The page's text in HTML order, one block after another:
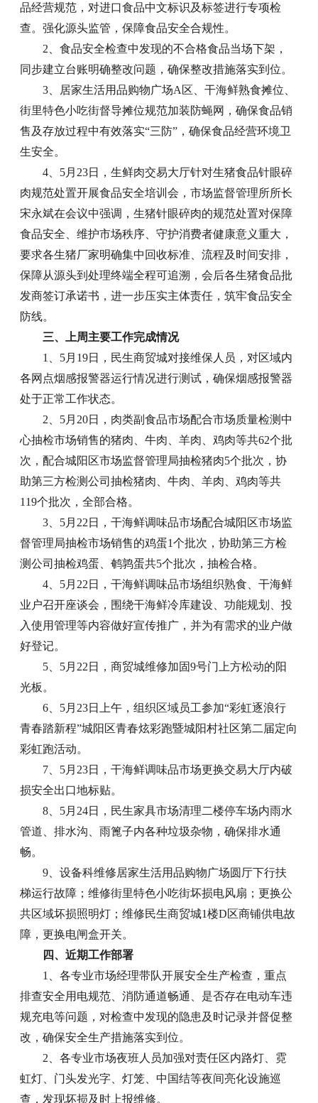
品经营规范，对进口食品中文标识及标签进行专项检
查。强化源头监管，保障食品安全合规性。
2、食品安全检查中发现的不合格食品当场下架，
同步建立台账明确整改问题，确保整改措施落实到位。
3、居家生活用品购物广场A区、干海鲜熟食摊位、
街里特色小吃街督导摊位规范加装防蝇网，确保食品销
售及存放过程中有效落实“三防”，确保食品经营环境卫
生安全。
4、5月23日，生鲜肉交易大厅针对生猪食品针眼碎
肉规范处置开展食品安全培训会，市场监督管理所所长
宋永斌在会议中强调，生猪针眼碎肉的规范处置对保障
食品安全、维护市场秩序、守护消费者健康意义重大，
要求各生猪厂家明确集中回收标准、流程及时间安排，
保障从源头到处理终端全程可追溯，会后各生猪食品批
发商签订承诺书，进一步压实主体责任，筑牢食品安全
防线。
三、上周主要工作完成情况
1、5月19日，民生商贸城对接维保人员，对区域内
各网点烟感报警器运行情况进行测试，确保烟感报警器
处于正常工作状态。
2、5月20日，肉类副食品市场配合市场质量检测中
心抽检市场销售的猪肉、牛肉、羊肉、鸡肉等共62个批
次，配合城阳区市场监督管理局抽检猪肉5个批次，协
助第三方检测公司抽检猪肉、牛肉、羊肉、鸡肉等共
119个批次，全部合格。
3、5月22日，干海鲜调味品市场配合城阳区市场监
督管理局抽检市场销售的鸡蛋1个批次，协助第三方检
测公司抽检鸡蛋、鹌鹑蛋共5个批次，抽检合格。
4、5月22日，干海鲜调味品市场组织熟食、干海鲜
业户召开座谈会，围绕干海鲜冷库建设、功能规划、投
入使用管理等内容做好宣传推广，并为有需求的业户做
好登记。
5、5月22日，商贸城维修加固9号门上方松动的阳
光板。
6、5月23日上午，组织区域员工参加“彩虹逐浪行
青春踏新程”城阳区青春炫彩跑暨城阳村社区第二届定向
彩虹跑活动。
7、5月23日，干海鲜调味品市场更换交易大厅内破
损安全出口地标贴。
8、5月24日，民生家具市场清理二楼停车场内雨水
管道、排水沟、雨篦子内各种垃圾杂物，确保排水通
畅。
9、设备科维修居家生活用品购物广场圆厅下行扶
梯运行故障；维修街里特色小吃街坏损电风扇；更换公
共区域坏损照明灯；维修民生商贸城1楼D区商铺供电故
障，更换电闸盒开关。
四、近期工作部署
1、各专业市场经理带队开展安全生产检查，重点
排查安全用电规范、消防通道畅通、是否存在电动车违
规充电等问题，对检查中发现的隐患及时记录并督促整
改，确保安全生产措施落实到位。
2、各专业市场夜班人员加强对责任区内路灯、霓
虹灯、门头发光字、灯笼、中国结等夜间亮化设施巡
查，发现坏损及时上报维修。